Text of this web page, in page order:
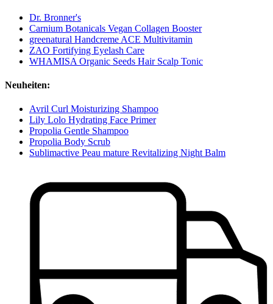
Dr. Bronner's
Carnium Botanicals Vegan Collagen Booster
greenatural Handcreme ACE Multivitamin
ZAO Fortifying Eyelash Care
WHAMISA Organic Seeds Hair Scalp Tonic
Neuheiten:
Avril Curl Moisturizing Shampoo
Lily Lolo Hydrating Face Primer
Propolia Gentle Shampoo
Propolia Body Scrub
Sublimactive Peau mature Revitalizing Night Balm